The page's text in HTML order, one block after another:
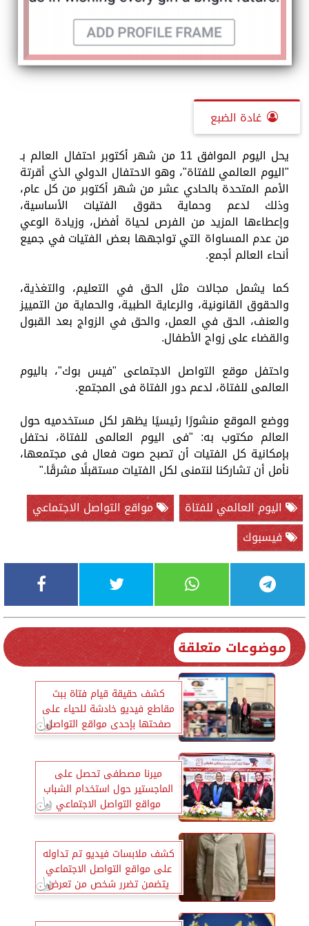
غادة الضبع
يحل اليوم الموافق 11 من شهر أكتوبر احتفال العالم بـ
"اليوم العالمي للفتاة"، وهو الاحتفال الدولي الذي أقرتة
الأمم المتحدة بالحادي عشر من شهر أكتوبر من كل عام،
وذلك لدعم وحماية حقوق الفتيات الأساسية،
وإعطاءها المزيد من الفرص لحياة أفضل، وزيادة الوعي
من عدم المساواة التي تواجهها بعض الفتيات في جميع
أنحاء العالم أجمع.
كما يشمل مجالات مثل الحق في التعليم، والتغذية،
والحقوق القانونية، والرعاية الطبية، والحماية من التمييز
والعنف، الحق في العمل، والحق في الزواج بعد القبول
والقضاء على زواج الأطفال.
واحتفل موقع التواصل الاجتماعى "فيس بوك"، باليوم
العالمى للفتاة، لدعم دور الفتاة فى المجتمع.
ووضع الموقع منشورًا رئيسيًا يظهر لكل مستخدميه حول
العالم مكتوب به: "فى اليوم العالمى للفتاة، نحتفل
بإمكانية كل الفتيات أن تصبح صوت فعال فى مجتمعها،
نأمل أن تشاركنا لنتمنى لكل الفتيات مستقبلًا مشرقًا."
اليوم العالمي للفتاة
مواقع التواصل الاجتماعي
فيسبوك
موضوعات متعلقة
كشف حقيقة قيام فتاة ببث
مقاطع فيديو خادشة للحياء على
صفحتها بإحدى مواقع التواصل
الاجتماعي
ميرنا مصطفى تحصل على
الماجستير حول استخدام الشباب
مواقع التواصل الاجتماعي
وعلاقته بالتحرش الإلكترونية
كشف ملابسات فيديو تم تداوله
على مواقع التواصل الاجتماعي
يتضمن تضرر شخص من تعرض
والده لواقعة سرقة هاتفه